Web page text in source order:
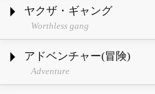
ヤクザ・ギャング
Worthless gang
アドベンチャー(冒険)
Adventure